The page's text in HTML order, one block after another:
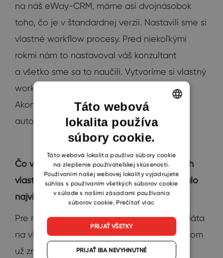
na náš eWay-CRM, máme asi dvojnásobok
toho, čo je v štandardnej verzii. Nastavili sme si
vlastné workflow procesy. Pred niekoľkými
rokmi nám to nastavoval váš konzultant
a všetko sme sa to naučili. Vytvoríme si vlastný
workflow proces a nadväzujúce úlohy, atď.
Akonáhle vo firme zavedieme nový proces,
automaticky ho dáme do eWay-CRM.
Čo vás na eWay-CRM okrem už uvedených
vlastností z profesionálneho pohľadu zaujalo
najviac?
Pre nás je veľmi dôležité, že môžeme mať dáta
na vlastnom serveri. Nie na cloude. A ako som
už zmieňoval, je mimoriadne dôležitá
ENGLISH
SLOVAK
Táto webová
lokalita používa
súbory cookie.
Táto webová lokalita používa súbory cookie
na zlepšenie používateľskej skúsenosti.
Používaním našej webovej lokality vyjadrujete
súhlas s používaním všetkých súborov cookie
v súlade s našimi zásadami používania
súborov cookie. Prečítať viac
PRIJAŤ VŠETKY
PRIJAŤ IBA NEVYHNUTNÉ